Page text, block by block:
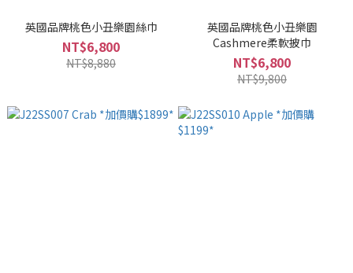
英國品牌桃色小丑樂園絲巾
NT$6,800
NT$8,880
英國品牌桃色小丑樂園
Cashmere柔軟披巾
NT$6,800
NT$9,800